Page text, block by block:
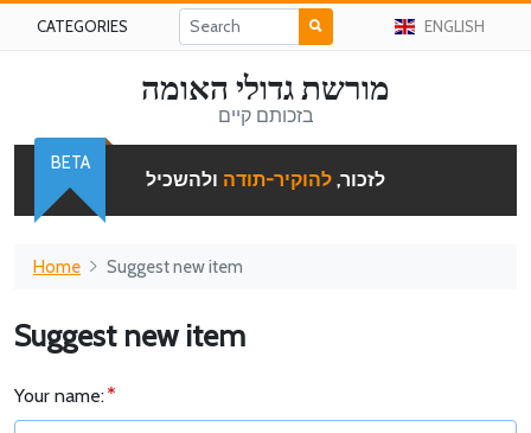
CATEGORIES ENGLISH
מורשת גדולי האומה
בזכותם קיים
לזכור, להוקיר-תודה ולהשכיל
BETA
Home Suggest new item
Suggest new item
Your name: